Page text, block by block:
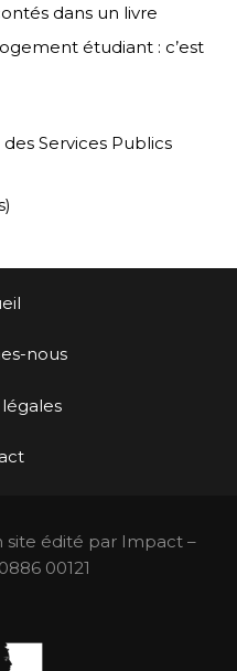
dans un livre
étudiant : c’est
Services Publics
nous
site édité par Impact –
00121